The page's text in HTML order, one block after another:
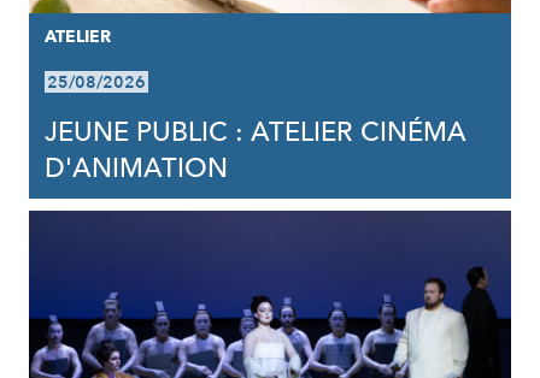
ATELIER
25/08/2026
JEUNE PUBLIC : ATELIER CINÉMA
D'ANIMATION